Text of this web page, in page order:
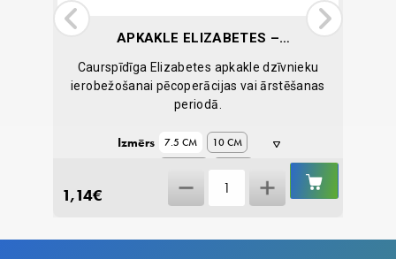
GROZĀ
APKAKLE ELIZABETES –
Caurspīdīga Elizabetes apkakle dzīvnieku
ierobežošanai pēcoperācijas vai ārstēšanas
periodā.
Izmērs 7.5 CM
10 CM
20 CM
25 CM
1,14€
Elizabetes